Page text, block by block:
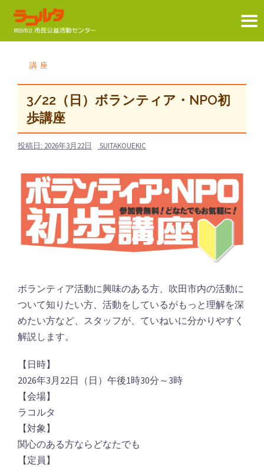
講座
3/22（日）ボランティア・NPO初
歩講座
投稿日: 2026年3月22日 SUITAKOUEKIC
ボランティア活動に興味のある方、吹田市内の活動に
ついて知りたい方、活動をしているがもっと理解を深
めたい方など、スタッフが、ていねいに分かりやすく
解説します。
【日時】
2026年3月22日（日）午後1時30分～3時
【会場】
ラコルタ
【対象】
関心のある方ならどなたでも
【定員】